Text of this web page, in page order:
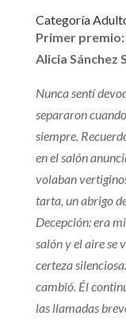
Categoría
Primer premio:
Alicia Sánchez
Nunca sentí
separaron
siempre.
en el salón
volaban
tarta, un abrigo
Decepción: era
salón y el aire se
certeza
cambió. Él
las llamadas